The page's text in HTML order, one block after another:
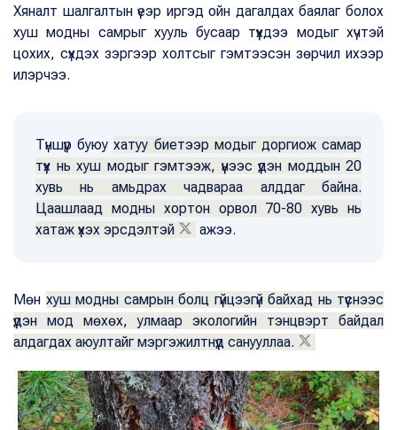
Хяналт шалгалтын үеэр иргэд ойн дагалдах баялаг болох
хуш модны самрыг хууль бусаар түүхдээ модыг хүчтэй
цохих, сүхдэх зэргээр холтсыг гэмтээсэн зөрчил ихээр
илэрчээ.
Түншүүр буюухатуу биетээр модыг доргиож самар
түүх нь хуш модыг гэмтээж, үүнээс үүдэн моддын 20
хувь нь амьдрах чадвараа алддаг байна.
Цаашлаад модны хортон орвол 70-80 хувь нь
хатаж үхэх эрсдэлтэй
ажээ.
Мөн хуш модны самрын болц гүйцээгүй байхад нь түүснээс
үүдэн мод мөхөх, улмаар экологийн тэнцвэрт байдал
алдагдах аюултайг мэргэжилтнүүд санууллаа.